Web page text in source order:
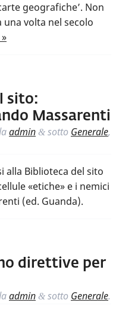
geografiche’. Non
volta nel secolo
sito:
Massarenti
admin & sotto Generale,
alla Biblioteca del sito
«etiche» e i nemici
(ed. Guanda).
direttive per
admin & sotto Generale.